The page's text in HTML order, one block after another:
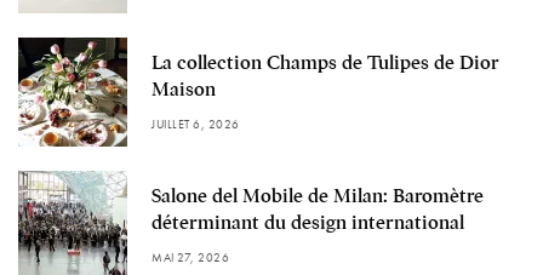
La collection Champs de Tulipes de Dior
Maison
JUILLET 6, 2026
Salone del Mobile de Milan: Baromètre
déterminant du design international
MAI 27, 2026